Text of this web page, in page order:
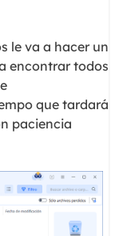
le va a hacer un
encontrar todos
que tardará
paciencia